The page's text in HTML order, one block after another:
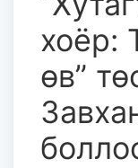
хоёр:
өв”